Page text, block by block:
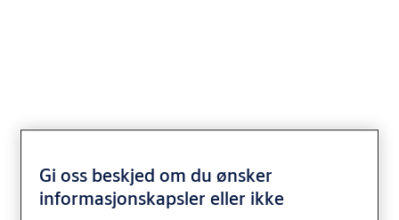
ASSA ABLOY DS6060S
Værtetting stål
Transportation ASSA ABLOY
Gi oss beskjed om du ønsker
informasjonskapsler eller ikke